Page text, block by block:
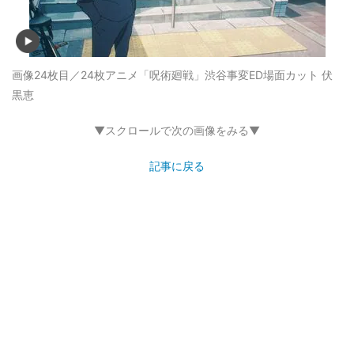
画像24枚目／24枚アニメ「呪術廻戦」渋谷事変ED場面カット 伏
黒恵
▼スクロールで次の画像をみる▼
記事に戻る